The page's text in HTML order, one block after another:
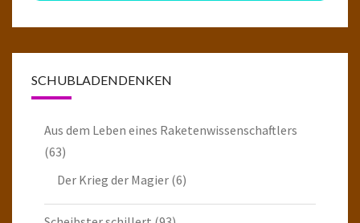
SCHUBLADENDENKEN
Aus dem Leben eines Raketenwissenschaftlers
(63)
Der Krieg der Magier (6)